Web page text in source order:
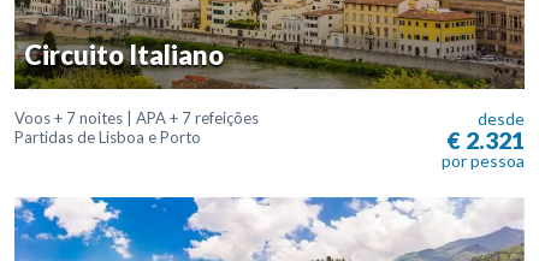
Circuito Italiano
Voos + 7 noites | APA + 7 refeições
Partidas de Lisboa e Porto
desde
€ 2.321
por pessoa